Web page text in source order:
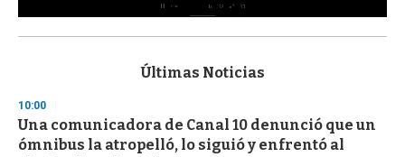
s
d
s
o
f
Últimas Noticias
10:00
Una comunicadora de Canal 10 denunció que un
ómnibus la atropelló, lo siguió y enfrentó al